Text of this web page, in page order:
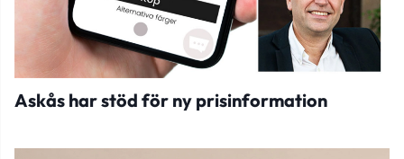
Askås har stöd för ny prisinformation